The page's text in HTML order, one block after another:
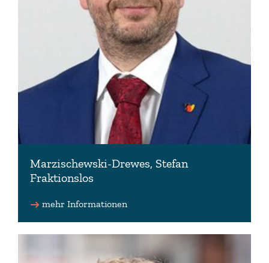
Marzischewski-Drewes, Stefan
Fraktionslos
marzi-mdl(at)gmx.de (privat)
mehr Informationen